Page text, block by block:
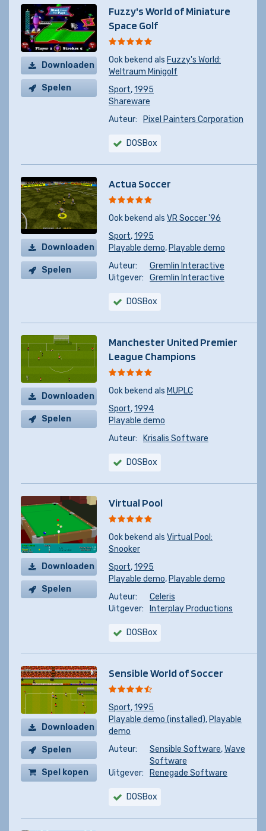
Downloaden
Spelen
Fuzzy's World of Miniature
Space Golf
Ook bekend als Fuzzy's World:
Weltraum Minigolf
Sport,1995
Shareware
Auteur:
Pixel Painters Corporation
DOSBox
Downloaden
Spelen
Actua Soccer
Ook bekend als VR Soccer '96
Sport,1995
Playable demo,Playable demo
Auteur:
Gremlin Interactive
Uitgever:
Gremlin Interactive
DOSBox
Downloaden
Spelen
Manchester United Premier
League Champions
Ook bekend als MUPLC
Sport,1994
Playable demo
Auteur:
Krisalis Software
DOSBox
Downloaden
Spelen
Virtual Pool
Ook bekend als Virtual Pool:
Snooker
Sport,1995
Playable demo,Playable demo
Auteur:
Celeris
Uitgever:
Interplay Productions
DOSBox
Downloaden
Spelen
Spel kopen
Sensible World of Soccer
Sport,1995
Playable demo (installed),Playable
demo
Auteur:
Sensible Software,Wave
Software
Uitgever:
Renegade Software
DOSBox